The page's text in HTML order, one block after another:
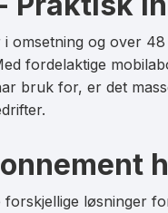
omsetning og over
fordelaktige
bruk for, er det
løsninger